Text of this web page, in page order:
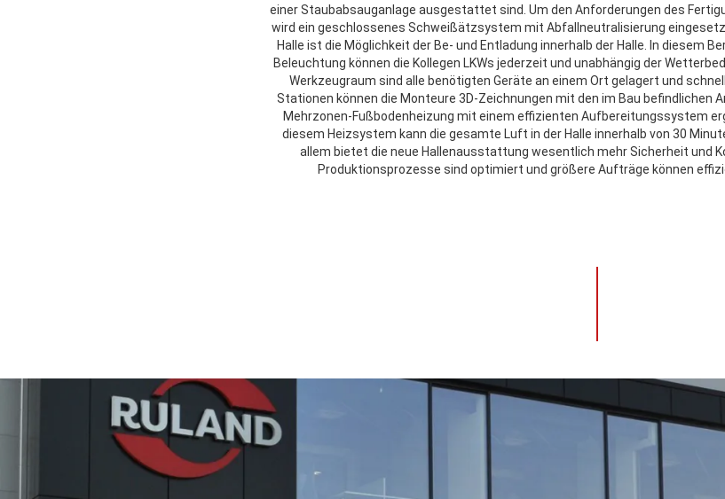
einer Staubabsauganlage ausgestattet sind. Um den Anforderungen des
wird ein geschlossenes Schweißätzsystem mit Abfallneutralisierung
Halle ist die Möglichkeit der Be- und Entladung innerhalb der Halle. In diesem
Beleuchtung können die Kollegen LKWs jederzeit und unabhängig der
Werkzeugraum sind alle benötigten Geräte an einem Ort gelagert und
Stationen können die Monteure 3D-Zeichnungen mit den im Bau befindlichen
Mehrzonen-Fußbodenheizung mit einem effizienten Aufbereitungssystem
diesem Heizsystem kann die gesamte Luft in der Halle innerhalb von 30
allem bietet die neue Hallenausstattung wesentlich mehr Sicherheit und
Produktionsprozesse sind optimiert und größere Aufträge können